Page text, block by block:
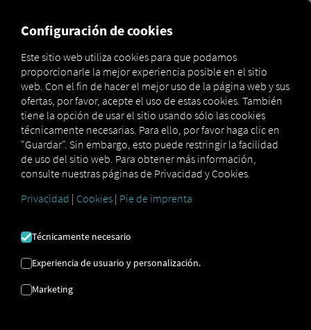
Marketplace
MAN
DigitalServices
MAN
Now
MAN TipMatic
Performance
Regístrate y reserva ahora
ACTUACIÓN
Programa de conducción:
Configuración de cookies
Este sitio web utiliza cookies para que podamos
proporcionarle la mejor experiencia posible en el sitio
web. Con el fin de hacer el mejor uso de la página web y sus
ofertas, por favor, acepte el uso de estas cookies. También
tiene la opción de usar el sitio usando sólo las cookies
técnicamente necesarias. Para ello, por favor haga clic en
"Guardar". Sin embargo, esto puede restringir la facilidad
de uso del sitio web. Para obtener más información,
consulte nuestras páginas de Privacidad y Cookies.
Privacidad | Cookies | Pie de imprenta
Técnicamente necesario
Experiencia de usuario y personalización.
Marketing